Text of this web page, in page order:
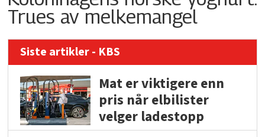
Trues av melkemangel
Siste artikler - KBS
Mat er viktigere enn
pris når elbilister
velger ladestopp